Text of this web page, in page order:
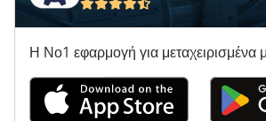
Η Νο1 εφαρμογή για μεταχειρισμένα